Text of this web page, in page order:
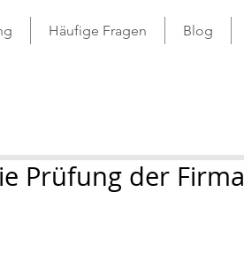
Häufige Fragen Blog
Prüfung der Firma